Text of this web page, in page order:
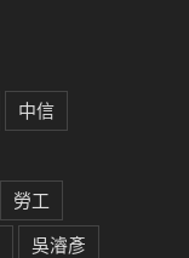
中信
勞工
吳濬彥